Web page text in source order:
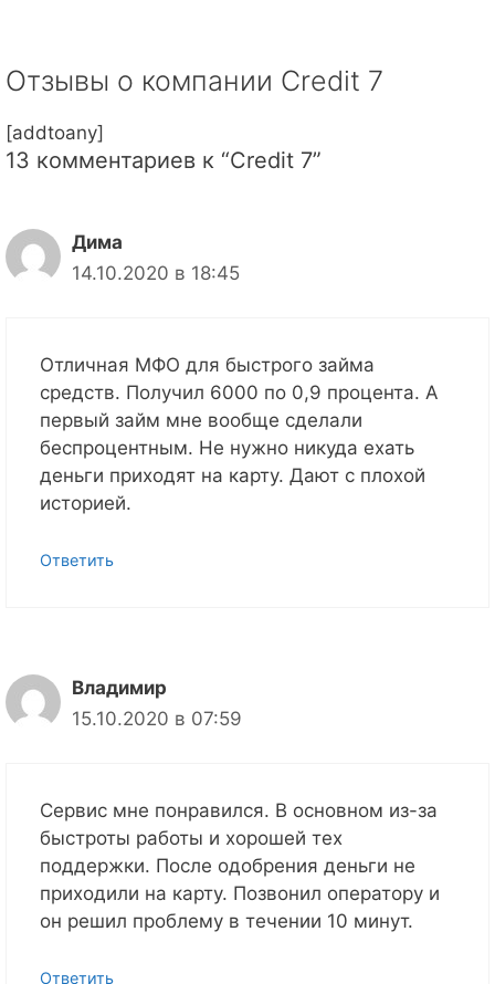
Отзывы о компании Credit 7
[addtoany]
13 комментариев к “Credit 7”
Дима
14.10.2020 в 18:45
Отличная МФО для быстрого займа
средств. Получил 6000 по 0,9 процента. А
первый займ мне вообще сделали
беспроцентным. Не нужно никуда ехать
деньги приходят на карту. Дают с плохой
историей.
Ответить
Владимир
15.10.2020 в 07:59
Сервис мне понравился. В основном из-за
быстроты работы и хорошей тех
поддержки. После одобрения деньги не
приходили на карту. Позвонил оператору и
он решил проблему в течении 10 минут.
Ответить